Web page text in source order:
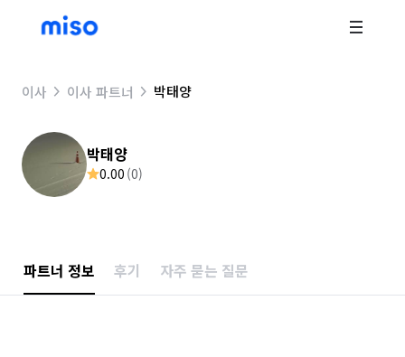
이사 이사 파트너 박태양
박태양
0.00 (0)
파트너 정보 후기 자주 묻는 질문